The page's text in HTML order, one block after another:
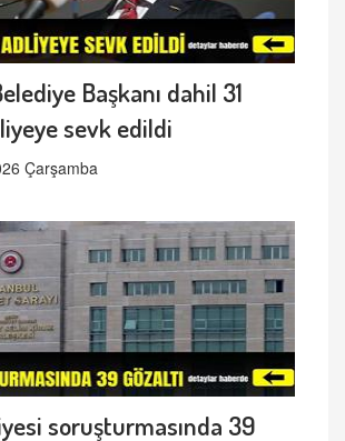
Başkanı dahil 31
sevk edildi
Çarşamba
soruşturmasında 39